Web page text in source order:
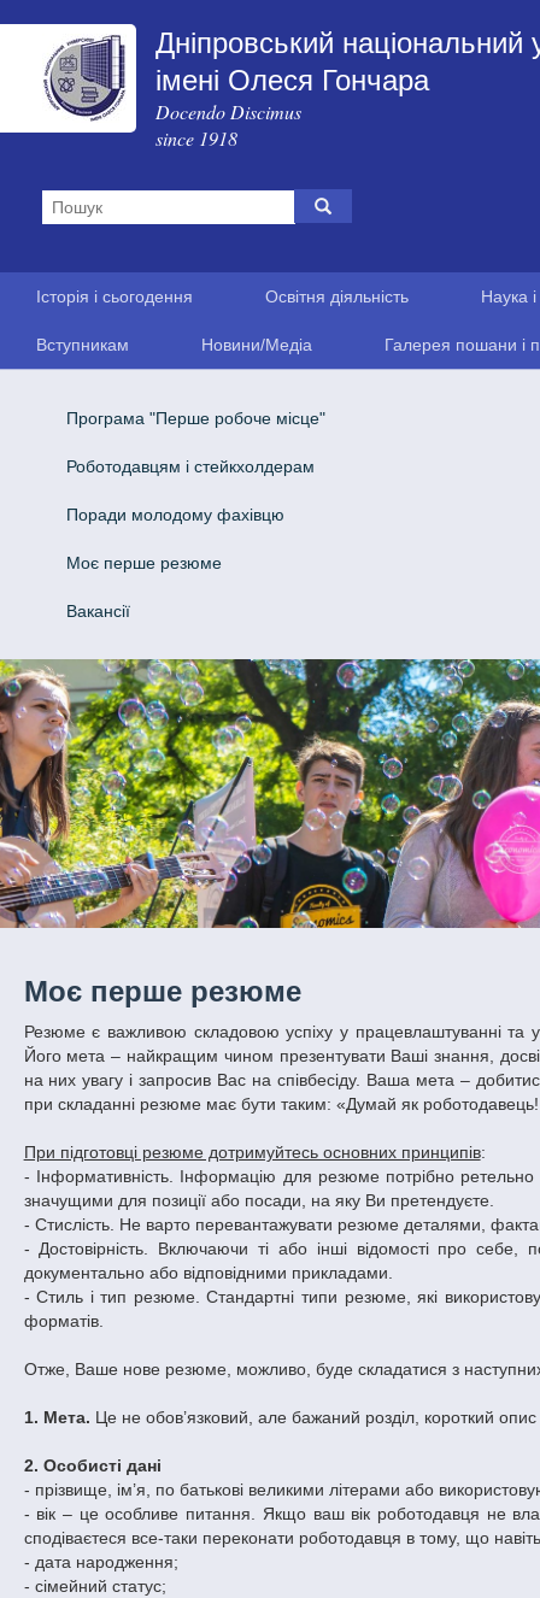
Дніпровський національний
імені Олеся Гончара
Docendo Discimus
since 1918
Історія і сьогодення Освітня діяльність Наука
Вступникам Новини/Медіа Галерея пошани і
Програма "Перше робоче місце"
Роботодавцям і стейкхолдерам
Поради молодому фахівцю
Моє перше резюме
Вакансії
Моє перше резюме
Резюме є важливою складовою успіху у працевлаштуванні та
Його мета – найкращим чином презентувати Ваші знання,
на них увагу і запросив Вас на співбесіду. Ваша мета –
при складанні резюме має бути таким: «Думай як
При підготовці резюме дотримуйтесь основних принципів:
- Інформативність. Інформацію для резюме потрібно
значущими для позиції або посади, на яку Ви претендуєте.
- Стислість. Не варто перевантажувати резюме деталями,
- Достовірність. Включаючи ті або інші відомості про
документально або відповідними прикладами.
- Стиль і тип резюме. Стандартні типи резюме, які
форматів.
Отже, Ваше нове резюме, можливо, буде складатися з наступних
1. Мета. Це не обов’язковий, але бажаний розділ, короткий
2. Особисті дані
- прізвище, ім’я, по батькові великими літерами або
- вік – це особливе питання. Якщо ваш вік роботодавця не
сподіваєтеся все-таки переконати роботодавця в тому, що
- дата народження;
- сімейний статус;